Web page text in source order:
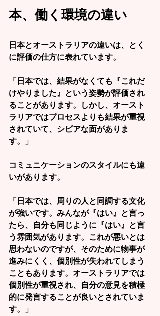
本、働く環境の違い
日本とオーストラリアの違いは、とく
に評価の仕方に表れています。
「日本では、結果がなくても『これだ
けやりました』という姿勢が評価され
ることがあります。しかし、オースト
ラリアではプロセスよりも結果が重視
されていて、シビアな面がありま
す。」
コミュニケーションのスタイルにも違
いがあります。
「日本では、周りの人と同調する文化
が強いです。みんなが『はい』と言っ
たら、自分も同じように『はい』と言
う雰囲気があります。これが悪いとは
思わないのですが、そのために物事が
進みにくく、個別性が失われてしまう
こともあります。オーストラリアでは
個別性が重視され、自分の意見を積極
的に発言することが良いとされていま
す。」